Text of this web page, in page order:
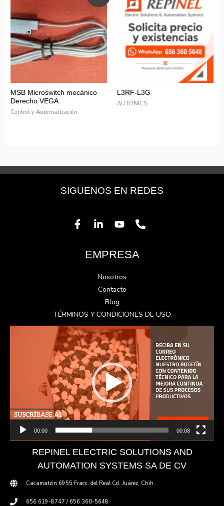
MSB Microswitch mecánico
Derecho VEGA
Control y Automatización
L3RF-L3G
AUTONICS
SIGUENOS EN REDES
EMPRESA
Nosotros
Contacto
Blog
TÉRMINOS Y CONDICIONES DE USO
Reproductor
de
vídeo
00:00 00:08
REPINEL ELECTRIC SOLUTIONS AND
AUTOMATION SYSTEMS SA DE CV
Cacamatzin 6955 Fracc. del Real Cd. Juárez, Chih.
656 619-8747 / 656 360-5648